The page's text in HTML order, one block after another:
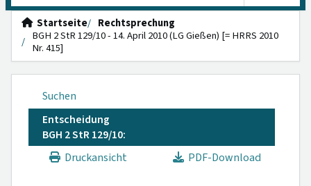
Startseite
Rechtsprechung
BGH 2 StR 129/10 - 14. April 2010 (LG Gießen) [= HRRS 2010
Nr. 415]
Suchen
Entscheidung
BGH 2 StR 129/10:
Druckansicht
PDF-Download